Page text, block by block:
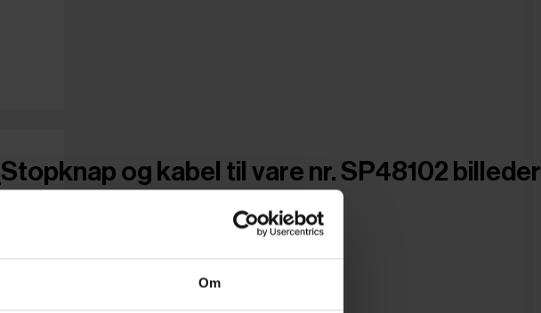
Om
_Stopknap og kabel til vare nr. SP48102 billeder